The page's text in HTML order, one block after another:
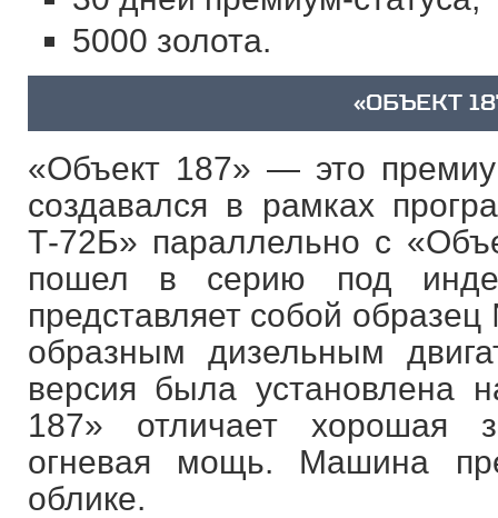
5000 золота.
«ОБЪЕКТ
«Объект 187» — это
создавался в рамках
Т-72Б» параллельно с
пошел в серию под
представляет собой
образным дизельным
версия была установлена
187» отличает хорошая
огневая мощь. Машина
облике.